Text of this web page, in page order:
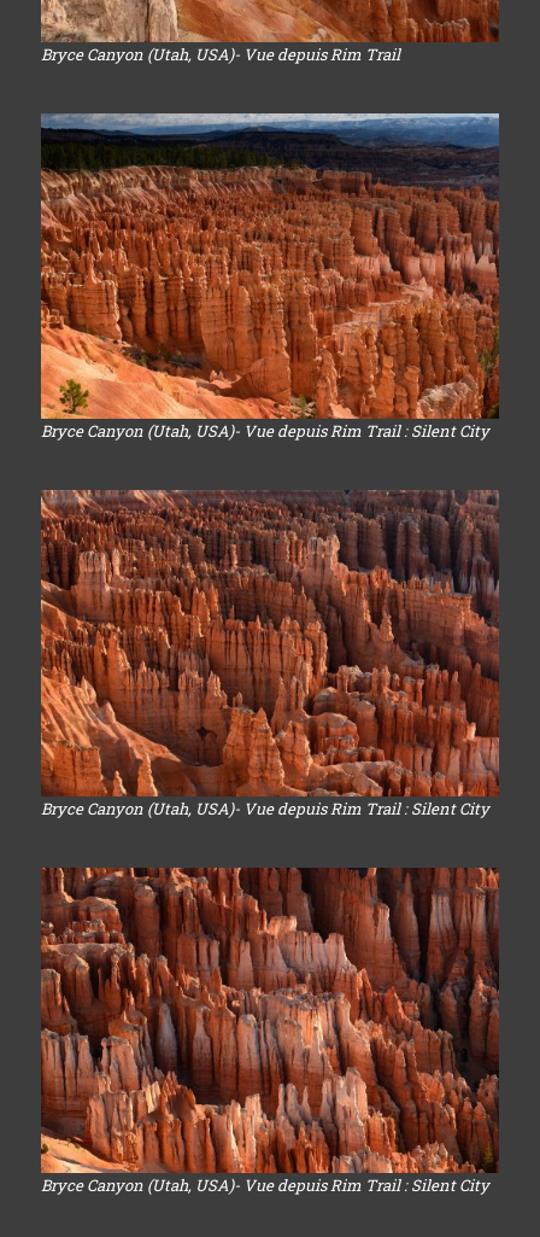
Bryce Canyon (Utah, USA)- Vue depuis Rim Trail
Bryce Canyon (Utah, USA)- Vue depuis Rim Trail : Silent City
Bryce Canyon (Utah, USA)- Vue depuis Rim Trail : Silent City
Bryce Canyon (Utah, USA)- Vue depuis Rim Trail : Silent City